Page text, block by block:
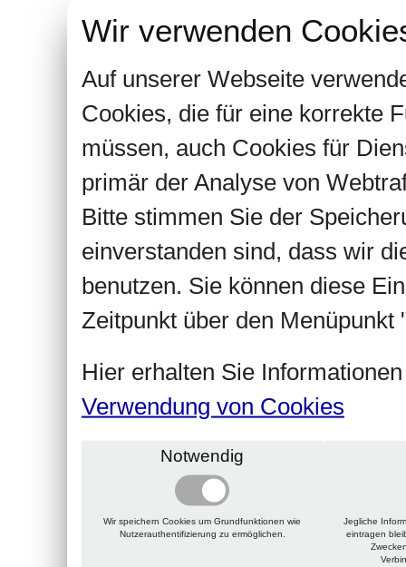
Wir verwenden
Auf unserer Webseite
Cookies, die für eine korrekte
müssen, auch Cookies für
primär der Analyse von
Bitte stimmen Sie der
einverstanden sind, dass wir
benutzen. Sie können diese
Zeitpunkt über den Menüpunkt
Hier erhalten Sie
Verwendung von Cookies
Notwendig
Wir speichern Cookies um Grundfunktionen wie
Nutzerauthentifizierung zu ermöglichen.
Jegliche
eintragen